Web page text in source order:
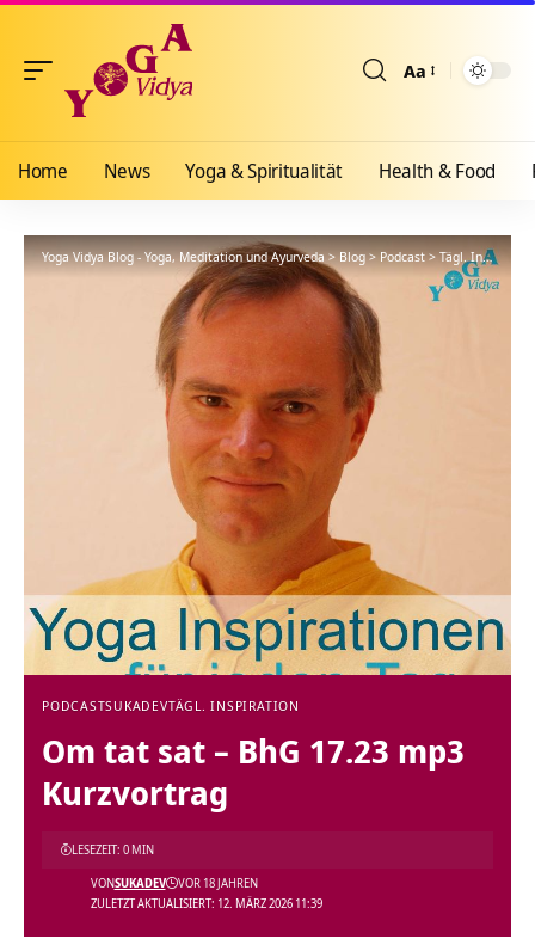
Aa
Home News Yoga & Spiritualität Health & Food
Yoga Vidya Blog - Yoga, Meditation und Ayurveda>Blog>Podcast>Tägl. Inspiration
PODCASTSUKADEVTÄGL. INSPIRATION
Om tat sat – BhG 17.23 mp3
Kurzvortrag
ZULETZT AKTUALISIERT: 12. MÄRZ 2026 11:39
VONSUKADEV VOR 18 JAHREN
LESEZEIT: 0 MIN